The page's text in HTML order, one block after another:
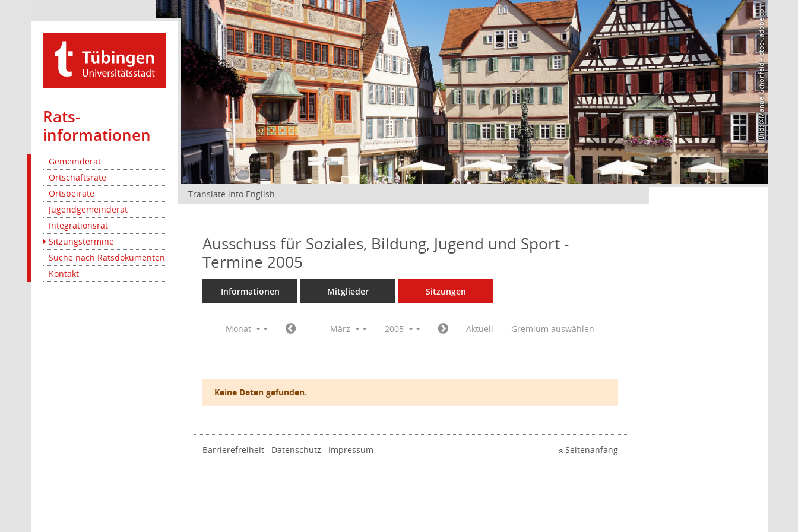
Rats­
informationen
Gemeinderat
Ortschaftsräte
Ortsbeiräte
Jugendgemeinderat
Integrationsrat
Sitzungstermine
Suche nach Ratsdokumenten
Kontakt
Bild: @Manuel Schönfeld – stock.adobe.com
Translate into English
Ausschuss für Soziales, Bildung, Jugend und Sport -
Termine 2005
Informationen Mitglieder Sitzungen
Monat März 2005 Aktuell Gremium auswählen
Keine Daten gefunden.
Barrierefreiheit Datenschutz Impressum Seitenanfang